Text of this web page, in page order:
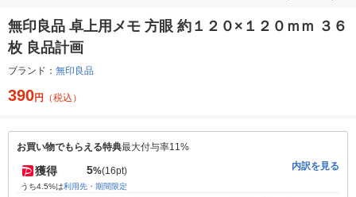
無印良品 卓上用メモ 方眼 約１２０×１２０ｍｍ ３６
枚 良品計画
ブランド： 無印良品
390円 （税込）
お買い物でもらえる特典最大付与率11%
獲得 5%(16pt)
うち4.5%は利用先・期間限定
内訳を見る